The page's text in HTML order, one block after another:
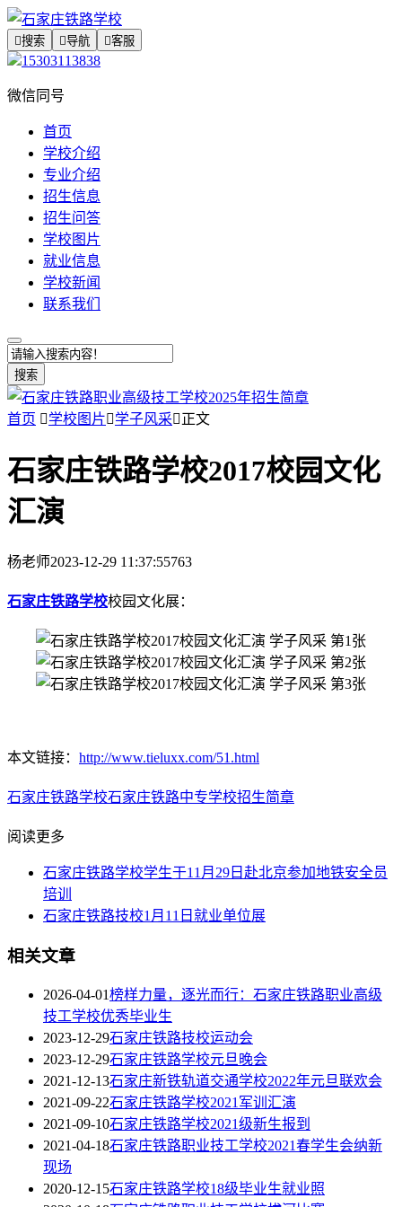
搜索 导航 客服
15303113838
微信同号
首页
学校介绍
专业介绍
招生信息
招生问答
学校图片
就业信息
学校新闻
联系我们
搜索
首页 学校图片学子风采正文
石家庄铁路学校2017校园文化
汇演
杨老师2023-12-29 11:37:55763
石家庄铁路学校校园文化展：
本文链接： http://www.tieluxx.com/51.html
石家庄铁路学校石家庄铁路中专学校招生简章
阅读更多
石家庄铁路学校学生于11月29日赴北京参加地铁安全员
培训
石家庄铁路技校1月11日就业单位展
相关文章
2026-04-01榜样力量，逐光而行：石家庄铁路职业高级
技工学校优秀毕业生
2023-12-29石家庄铁路技校运动会
2023-12-29石家庄铁路学校元旦晚会
2021-12-13石家庄新铁轨道交通学校2022年元旦联欢会
2021-09-22石家庄铁路学校2021军训汇演
2021-09-10石家庄铁路学校2021级新生报到
2021-04-18石家庄铁路职业技工学校2021春学生会纳新
现场
2020-12-15石家庄铁路学校18级毕业生就业照